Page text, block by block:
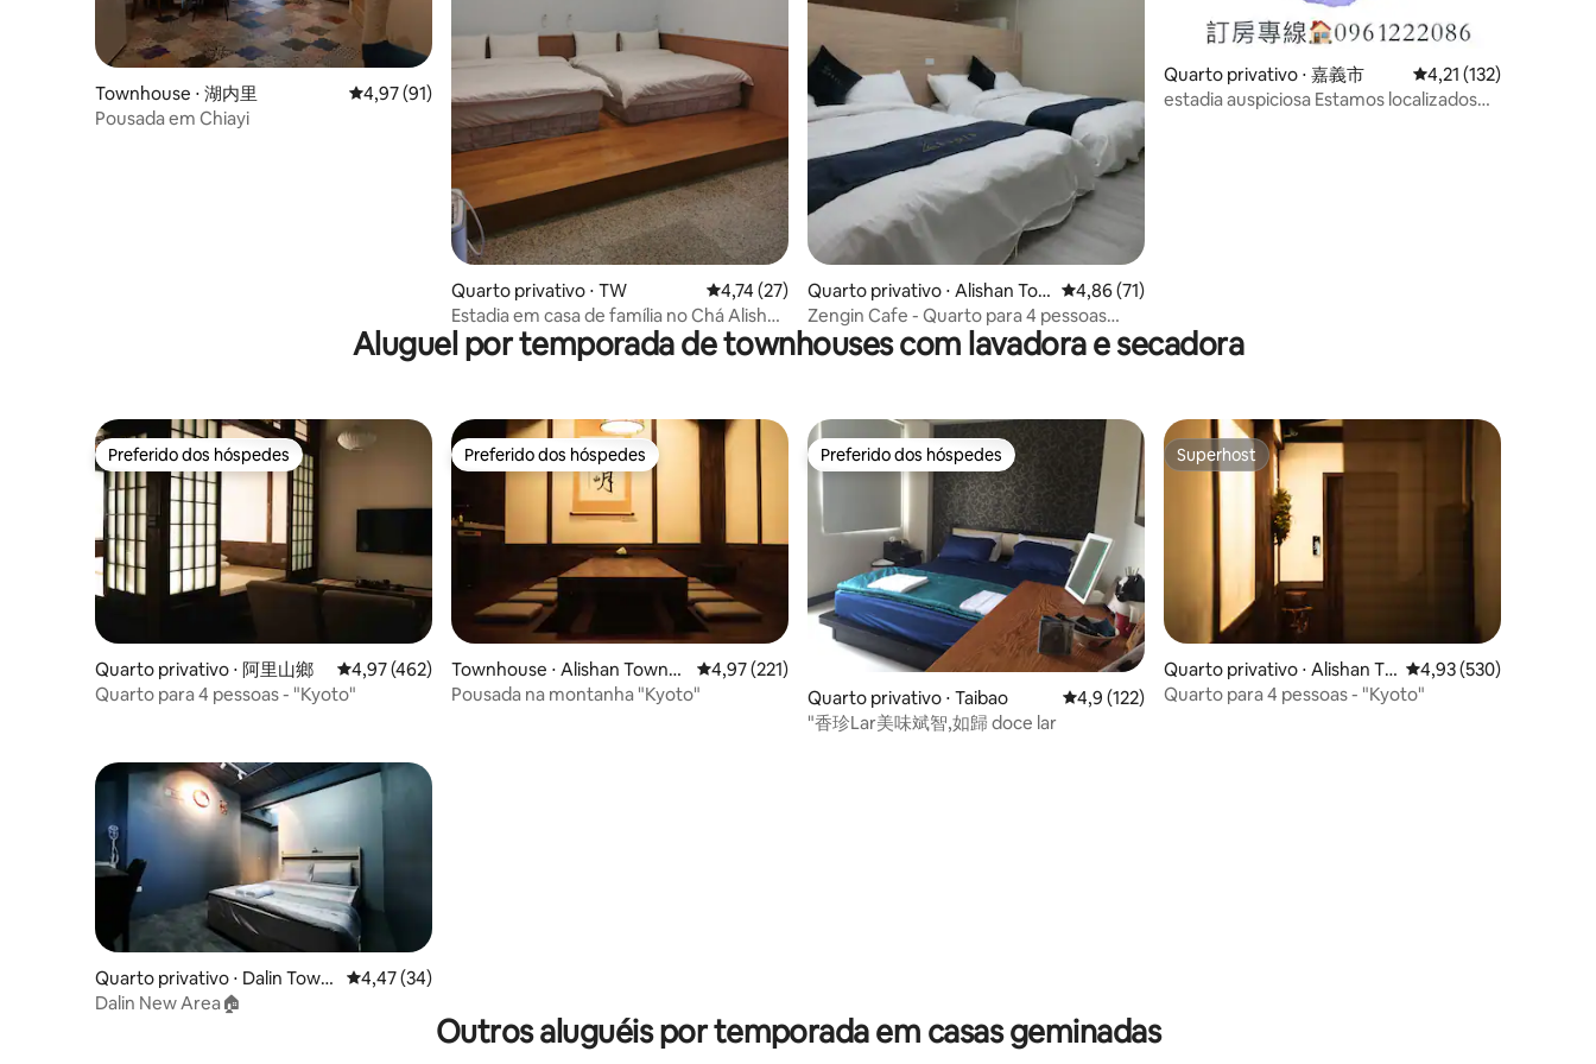
Townhouse ⋅ 湖内里 4,97 de uma avaliação média de 5, 91 avaliações
4,97 (91)
Pousada em Chiayi
Quarto privativo ⋅ TW 4,74 de uma avaliação média de 5, 27 avaliações
4,74 (27)
Estadia em casa de família no Chá Alishan
* para 6 pessoas
Quarto privativo ⋅ Alishan Tow
nship
4,86 de uma avaliação média de 5, 71 avaliações
4,86 (71)
Zengin Cafe - Quarto para 4 pessoas
com varanda e vista para o céu estrelado
(4 camas de casal)
Quarto privativo ⋅ 嘉義市 4,21 de uma avaliação
4,21 (132)
estadia auspiciosa Estamos localizados
Aluguel por temporada de townhouses com lavadora e secadora
Preferido dos hóspedes
Preferido dos hóspedes
Quarto privativo ⋅ 阿里山鄉 4,97 de uma avaliação média de 5, 462 avaliações
4,97 (462)
Quarto para 4 pessoas - "Kyoto"
Preferido dos hóspedes
Preferido dos hóspedes
Townhouse ⋅ Alishan Townsh
ip
4,97 de uma avaliação média de 5, 221 avaliações
4,97 (221)
Pousada na montanha "Kyoto"
Preferido dos hóspedes
Preferido dos hóspedes
Quarto privativo ⋅ Taibao 4,9 de uma avaliação média de 5, 122 avaliações
4,9 (122)
"香珍Lar美味斌智,如歸 doce lar
Superhost
Superhost
Quarto privativo ⋅ Alishan To
wnship
4,93 de uma avaliação
4,93 (530)
Quarto para 4 pessoas - "Kyoto"
Quarto privativo ⋅ Dalin Town
ship
4,47 de uma avaliação média de 5, 34 avaliações
4,47 (34)
Dalin New Area🏠
Outros aluguéis por temporada em casas geminadas